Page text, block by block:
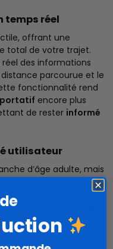
temps réel
offrant une
total de votre trajet.
des informations
parcourue et le
fonctionnalité rend
portatif encore plus
de rester informé
utilisateur
d’âge adulte, mais
vélo
large gamme
offre une
des statures variées,